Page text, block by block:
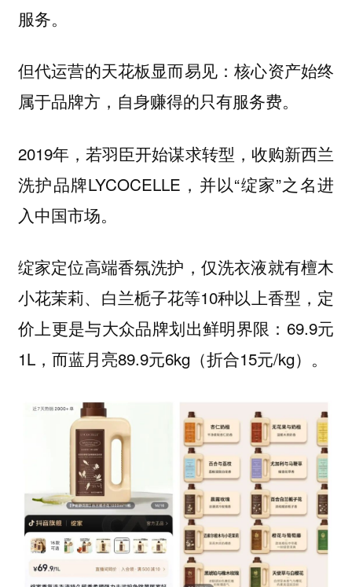
服务。
但代运营的天花板显而易见：核心资产始终
属于品牌方，自身赚得的只有服务费。
2019年，若羽臣开始谋求转型，收购新西兰
洗护品牌LYCOCELLE，并以“绽家”之名进
入中国市场。
绽家定位高端香氛洗护，仅洗衣液就有檀木
小花茉莉、白兰栀子花等10种以上香型，定
价上更是与大众品牌划出鲜明界限：69.9元
1L，而蓝月亮89.9元6kg（折合15元/kg）。